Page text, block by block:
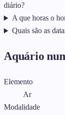
diário?
A que horas o
Quais são as
Aquário
Elemento
Ar
Modalidade